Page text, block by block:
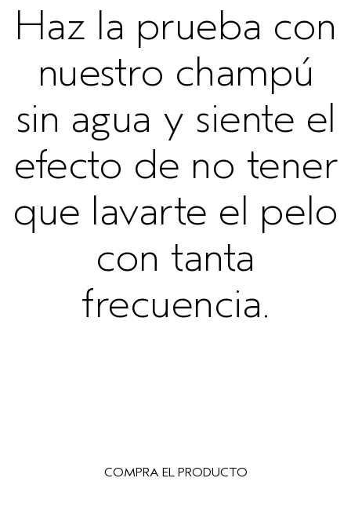
Haz la prueba con
nuestro champú
sin agua y siente el
efecto de no tener
que lavarte el pelo
con tanta
frecuencia.
COMPRA EL PRODUCTO